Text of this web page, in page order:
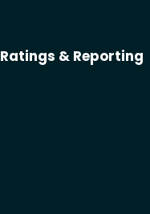
Ratings & Reporting